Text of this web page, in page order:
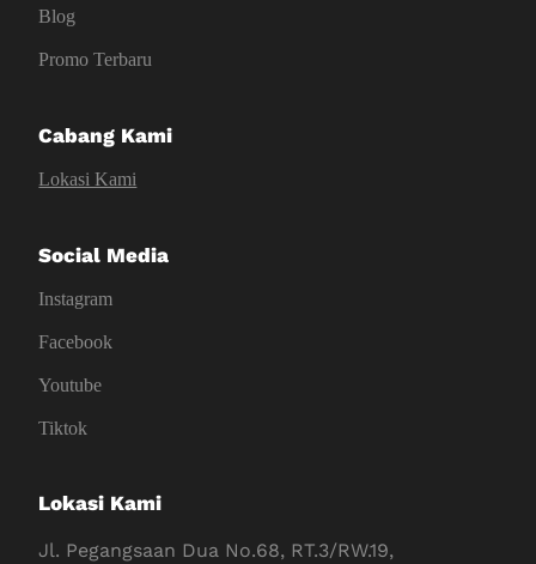
Blog
Promo Terbaru
Cabang Kami
Lokasi Kami
Social Media
Instagram
Facebook
Youtube
Tiktok
Lokasi Kami
Jl. Pegangsaan Dua No.68, RT.3/RW.19,